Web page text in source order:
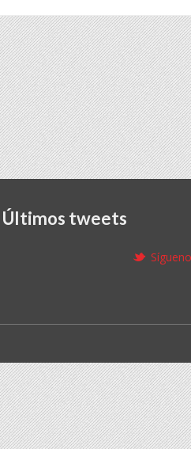
Últimos tweets